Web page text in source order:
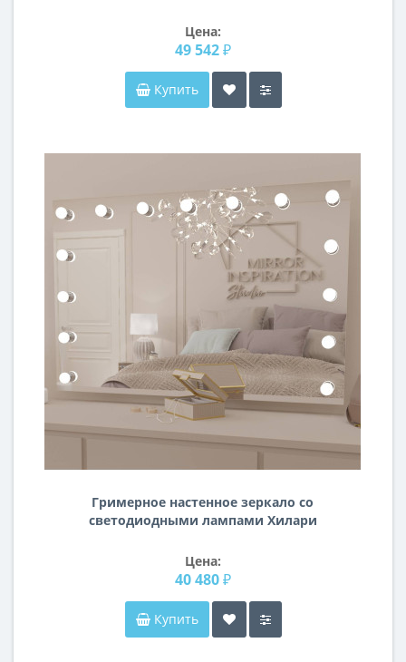
Цена:
49 542 ₽
Купить
Гримерное настенное зеркало со
светодиодными лампами Хилари
Цена:
40 480 ₽
Купить